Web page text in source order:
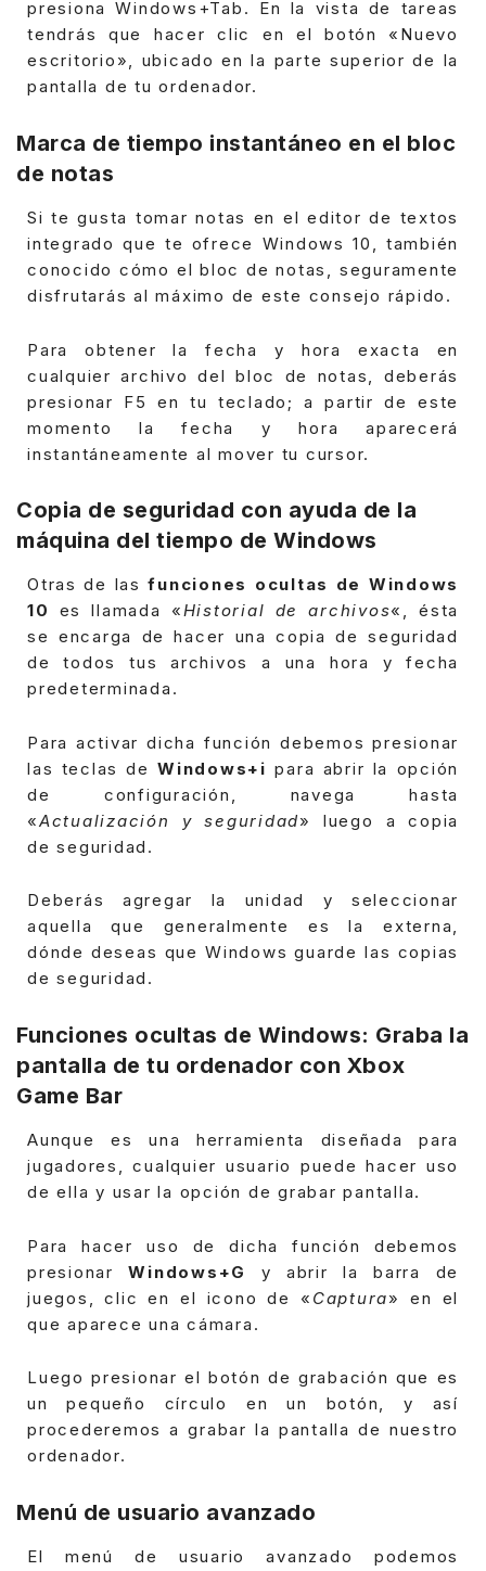
presiona Windows+Tab. En la vista de tareas
tendrás que hacer clic en el botón «Nuevo
escritorio», ubicado en la parte superior de la
pantalla de tu ordenador.
Marca de tiempo instantáneo en el bloc
de notas
Si te gusta tomar notas en el editor de textos
integrado que te ofrece Windows 10, también
conocido cómo el bloc de notas, seguramente
disfrutarás al máximo de este consejo rápido.
Para obtener la fecha y hora exacta en
cualquier archivo del bloc de notas, deberás
presionar F5 en tu teclado; a partir de este
momento la fecha y hora aparecerá
instantáneamente al mover tu cursor.
Copia de seguridad con ayuda de la
máquina del tiempo de Windows
Otras de lasfunciones ocultas de Windows
10 es llamada «Historial de archivos«, ésta
se encarga de hacer una copia de seguridad
de todos tus archivos a una hora y fecha
predeterminada.
Para activar dicha función debemos presionar
las teclas deWindows+i para abrir la opción
de configuración, navega hasta
«Actualización y seguridad» luego a copia
de seguridad.
Deberás agregar la unidad y seleccionar
aquella que generalmente es la externa,
dónde deseas que Windows guarde las copias
de seguridad.
Funciones ocultas de Windows: Graba la
pantalla de tu ordenador con Xbox
Game Bar
Aunque es una herramienta diseñada para
jugadores, cualquier usuario puede hacer uso
de ella y usar la opción de grabar pantalla.
Para hacer uso de dicha función debemos
presionar Windows+G
y abrir la barra de
juegos, clic en el icono de « Captura» en el
que aparece una cámara.
Luego presionar el botón de grabación que es
un pequeño círculo en un botón, y así
procederemos a grabar la pantalla de nuestro
ordenador.
Menú de usuario avanzado
El menú de usuario avanzado podemos